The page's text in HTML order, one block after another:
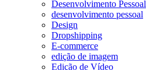
Desenvolvimento Pessoal
desenvolvimento pessoal
Design
Dropshipping
E-commerce
edição de imagem
Edição de Vídeo